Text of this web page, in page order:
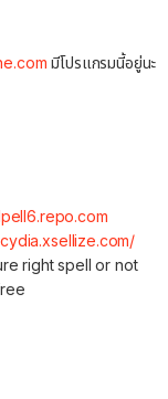
มีโปรแกรมนี้อยู่นะ
right spell or not